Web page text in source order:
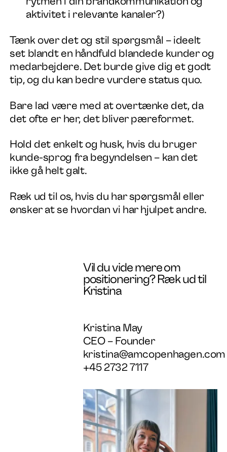
aktivitet i relevante kanaler?)
Tænk over det og stil spørgsmål – ideelt
set blandt en håndfuld blandede kunder og
medarbejdere. Det burde give dig et godt
tip, og du kan bedre vurdere status quo.
Bare lad være med at overtænke det, da
det ofte er her, det bliver pæreformet.
Hold det enkelt og husk, hvis du bruger
kunde-sprog fra begyndelsen – kan det
ikke gå helt galt.
Ræk ud til os, hvis du har spørgsmål eller
ønsker at se hvordan vi har hjulpet andre.
Vil du vide mere om
positionering? Ræk ud til
Kristina
Kristina May
CEO – Founder
kristina@amcopenhagen.com
+45 2732 7117